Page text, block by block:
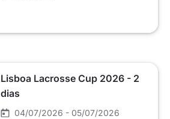
Lisboa Lacrosse Cup 2026 - 2
dias
04/07/2026 - 05/07/2026